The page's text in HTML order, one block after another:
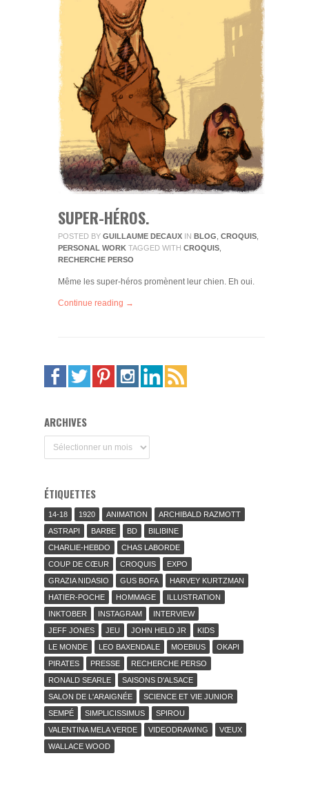
SUPER-HÉROS.
POSTED BY GUILLAUME DECAUX IN BLOG CROQUIS
PERSONAL WORK TAGGED WITH CROQUIS
RECHERCHE PERSO
Même les super-héros promènent leur chien. Eh oui.
Continue reading →
ARCHIVES
ÉTIQUETTES
14-18 1920 ANIMATION
ARCHIBALD RAZMOTT
ASTRAPI
BARBE BD
BILIBINE
CHARLIE-HEBDO
CHAS LABORDE
COUP DE CŒUR
CROQUIS
EXPO
GRAZIA NIDASIO
GUS BOFA
HARVEY KURTZMAN
HATIER-POCHE
HOMMAGE
ILLUSTRATION
INKTOBER
INSTAGRAM
INTERVIEW
JEFF JONES
JEU JOHN HELD JR
KIDS
LE MONDE
LEO BAXENDALE MOEBIUS
OKAPI
PIRATES
PRESSE
RECHERCHE PERSO
RONALD SEARLE
SAISONS D'ALSACE
SALON DE L'ARAIGNÉE
SCIENCE ET VIE JUNIOR
SEMPÉ
SIMPLICISSIMUS
SPIROU
VALENTINA MELA VERDE
VIDEODRAWING
VŒUX
WALLACE WOOD